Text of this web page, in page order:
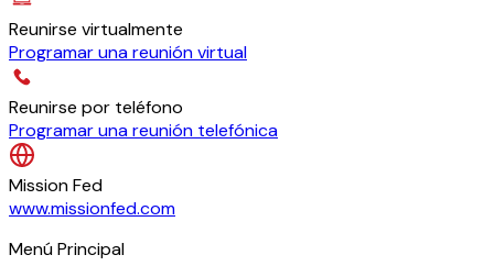
Reunirse virtualmente
Programar una reunión virtual
Reunirse por teléfono
Programar una reunión telefónica
Mission Fed
www.missionfed.com
Menú Principal